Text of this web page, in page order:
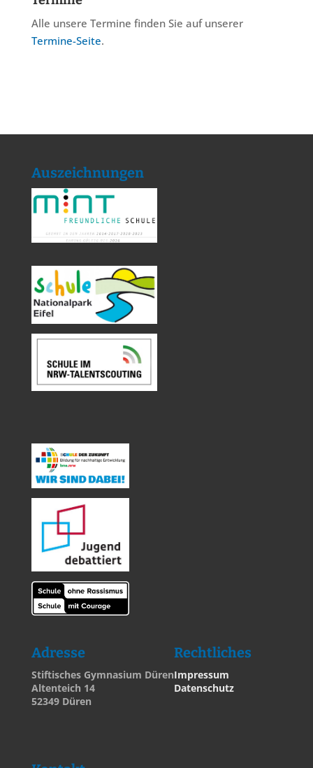
Alle unsere Termine finden Sie auf unserer
Termine-Seite.
Auszeichnungen
Adresse
Stiftisches Gymnasium Düren
Altenteich 14
52349 Düren
Rechtliches
Impressum
Datenschutz